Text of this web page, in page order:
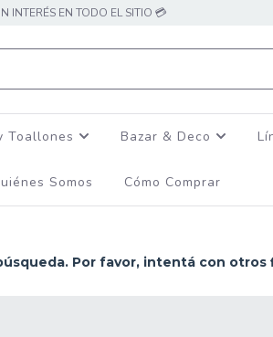
INTERÉS EN TODO EL SITIO 💳
Toallones Bazar & Deco
Somos Cómo Comprar
Por favor, intentá con otros